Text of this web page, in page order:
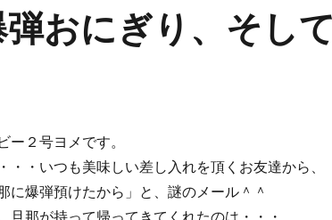
弾おにぎり、そし
ー２号ヨメです。
・・いつも美味しい差し入れを頂くお友達から、
に爆弾預けたから」と、謎のメール＾＾
旦那が持って帰ってきてくれたのは・・・